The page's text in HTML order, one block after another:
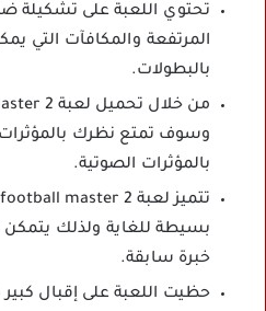
تحتوي اللعبة على تشكيلة
المرتفعة والمكافآت التي
بالبطولات.
وسوف تمتع نظرك بالمؤثرات
بالمؤثرات الصوتية.
بسيطة للغاية ولذلك
خبرة سابقة.
حظيت اللعبة على إقبال